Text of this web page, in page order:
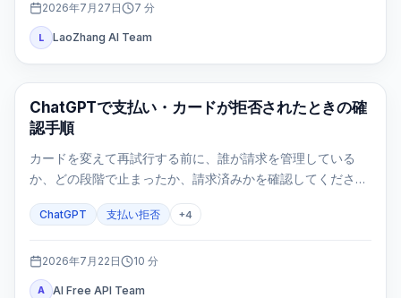
2026年7月27日 7 分
L LaoZhang AI Team
ChatGPT
ChatGPTで支払い・カードが拒否されたときの確
認手順
カードを変えて再試行する前に、誰が請求を管理している
か、どの段階で止まったか、請求済みかを確認してくださ
で安全に整理します。
ChatGPT 支払い拒否 +4
2026年7月22日 10 分
A AI Free API Team